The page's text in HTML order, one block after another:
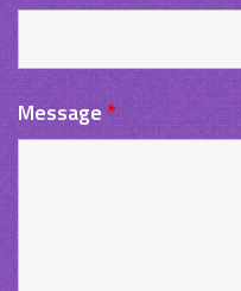
Message*